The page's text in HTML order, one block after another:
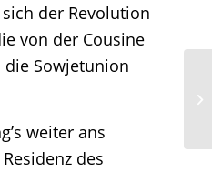
der Revolution
von der Cousine
die Sowjetunion
weiter ans
des